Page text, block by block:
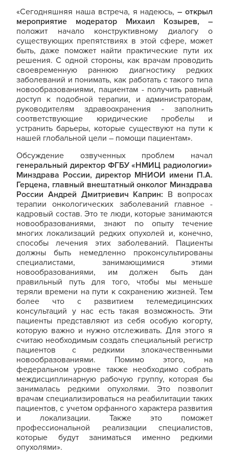
«Сегодняшняя наша встреча, я надеюсь,– открыл
мероприятие модератор Михаил Козырев,
–
положит начало конструктивному диалогу о
существующих препятствиях в этой сфере, может
быть, даже поможет найти практические пути их
решения. С одной стороны, как врачам проводить
своевременную раннюю диагностику редких
заболеваний и понимать, как работать с такого типа
новообразованиями, пациентам - получить равный
доступ к подобной терапии, и администраторам,
руководителям здравоохранения - заполнить
соответствующие юридические пробелы и
устранить барьеры, которые существуют на пути к
нашей глобальной цели – помощи пациентам».
Обсуждение озвученных проблем начал
генеральный директор ФГБУ «НМИЦ радиологии»
Минздрава России, директор МНИОИ имени П.А.
Герцена, главный внештатный онколог Минздрава
России Андрей Дмитриевич Каприн: В вопросах
терапии онкологических заболеваний главное -
кадровый состав. Это те люди, которые занимаются
новообразованиями, знают по опыту течение
многих локализаций редких опухолей и, конечно,
способы лечения этих заболеваний. Пациенты
должны быть немедленно проконсультированы
специалистами, занимающимися этими
новообразованиями, им должен быть дан
правильный путь для того, чтобы мы меньше
теряли времени на пути к сохранению жизней. Тем
более что с развитием телемедицинских
консультаций у нас есть такая возможность. Эти
пациенты представляют из себя особую когорту,
которую важно и нужно отслеживать. Для этого я
считаю необходимым создать специальный регистр
пациентов с редкими злокачественными
новообразованиями. Помимо этого, на
федеральном уровне также необходимо собрать
междисциплинарную рабочую группу, которая бы
занималась редкими опухолями. Это позволит
врачам специализироваться на реабилитации таких
пациентов, с учетом орфанного характера развития
и локализации. Также это поможет
профессиональной реализации специалистов,
которые будут заниматься именно редкими
опухолями».